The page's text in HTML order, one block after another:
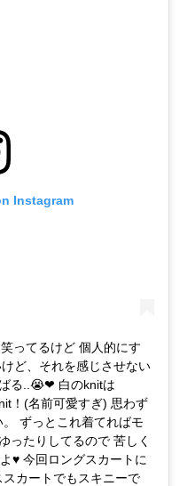
Instagram
ってるけど 個人的にす
ど、それを感じさせない
る..😭❤︎ 白のknitは
！(名前可愛すぎ) 思わず
ずっとこれ着てればモ
ったりしてるので 苦しく
♥️ 今回ロングスカートに
カートでもスキニーで